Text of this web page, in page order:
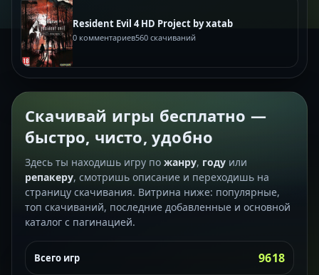
Resident Evil 4 HD Project by xatab
0 комментариев560 скачиваний
Скачивай игры бесплатно —
быстро, чисто, удобно
Здесь ты находишь игру по жанру, году или
репакеру, смотришь описание и переходишь на
страницу скачивания. Витрина ниже: популярные,
топ скачиваний, последние добавленные и основной
каталог с пагинацией.
Всего игр 9618